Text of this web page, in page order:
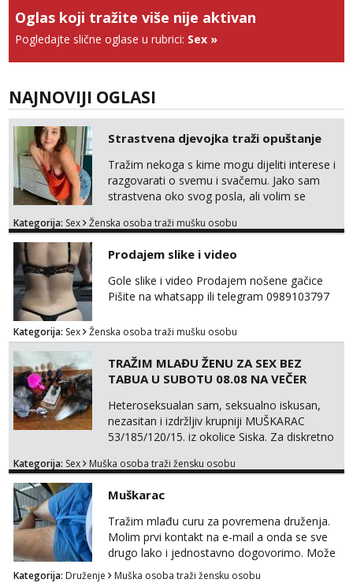
Čekam tvoj poziv!
Tel:064/677-677- Kod: #142
Oglas koji tražite više nije aktivan
Pogledajte slične oglase u rubrici: Sex »
NAJNOVIJI OGLASI
Strastvena djevojka traži opuštanje
Tražim nekoga s kime mogu dijeliti interese i
razgovarati o svemu i svačemu. Jako sam
strastvena oko svog posla, ali volim se
Voljela bi naci nekoga pa da se nemoram
ispod i nadji me tamo, cekam te!
Kategorija: Sex Ženska osoba traži mušku osobu
Prodajem slike i video
Gole slike i video Prodajem nošene gačice
Pišite na whatsapp ili telegram 0989103797
Kategorija: Sex Ženska osoba traži mušku osobu
TRAŽIM MLAĐU ŽENU ZA SEX BEZ
TABUA U SUBOTU 08.08 NA VEČER
Heteroseksualan sam, seksualno iskusan,
nezasitan i izdržljiv krupniji MUŠKARAC
53/185/120/15. iz okolice Siska. Za diskretno
VEČER u ZAGREBU tražim MLAĐU ŽENU bez
udaljenost konkretno zainteresiranu za SEKS
bez TABUA i KONDOMA upotpunjen SEKS
IGRAČKAMA od vibratora i umjetnih dilda do
analnih čepova raznih vel...
Kategorija: Sex Muška osoba traži žensku osobu
Muškarac
Tražim mlađu curu za povremena druženja.
Molim prvi kontakt na e-mail a onda se sve
drugo lako i jednostavno dogovorimo. Može
sve u krugu od 100 km oko Zagreba
Kategorija: Druženje Muška osoba traži žensku osobu